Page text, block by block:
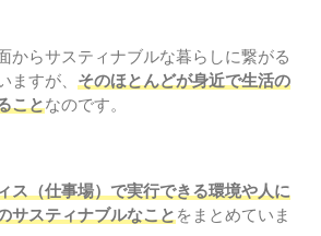
からサスティナブルな暮らしに繋がる
ますが、 そのほとんどが身近で生活の
ことなのです。
ス（仕事場）で実行できる環境や人に
サスティナブルなこと をまとめていま